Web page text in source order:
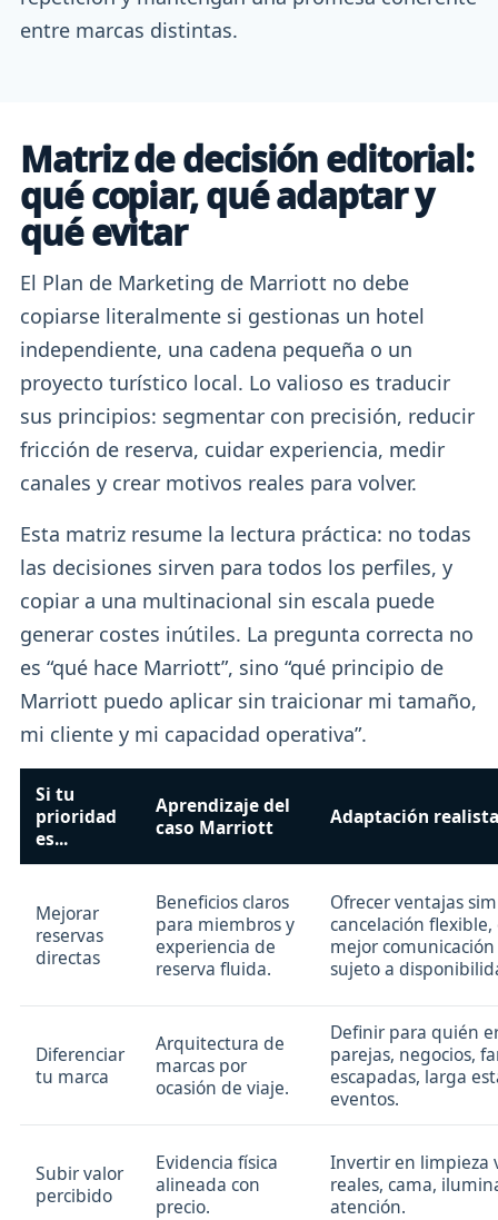
entre marcas distintas.
Matriz de decisión editorial:
qué copiar, qué adaptar y
qué evitar
El Plan de Marketing de Marriott no debe
copiarse literalmente si gestionas un hotel
independiente, una cadena pequeña o un
proyecto turístico local. Lo valioso es traducir
sus principios: segmentar con precisión, reducir
fricción de reserva, cuidar experiencia, medir
canales y crear motivos reales para volver.
Esta matriz resume la lectura práctica: no todas
las decisiones sirven para todos los perfiles, y
copiar a una multinacional sin escala puede
generar costes inútiles. La pregunta correcta no
es “qué hace Marriott”, sino “qué principio de
Marriott puedo aplicar sin traicionar mi tamaño,
mi cliente y mi capacidad operativa”.
Si tu
prioridad
es...
Aprendizaje del
caso Marriott
Adaptación realista
Mejorar
reservas
directas
Beneficios claros
para miembros y
experiencia de
reserva fluida.
Ofrecer ventajas
cancelación
mejor
sujeto a
Diferenciar
tu marca
Arquitectura de
marcas por
ocasión de viaje.
Definir para quién
parejas, negocios,
escapadas, larga
eventos.
Subir valor
percibido
Evidencia física
alineada con
precio.
Invertir en limpieza
reales, cama,
atención.